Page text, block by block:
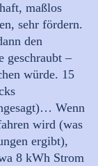
maßlos
sehr fördern.
den
geschraubt –
würde. 15
Wenn
wird (was
ergibt),
8 kWh Strom